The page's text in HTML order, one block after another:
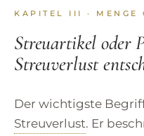
KAPITEL III · MENGE
Streuartikel oder
Streuverlust
Der wichtigste
Streuverlust. Er